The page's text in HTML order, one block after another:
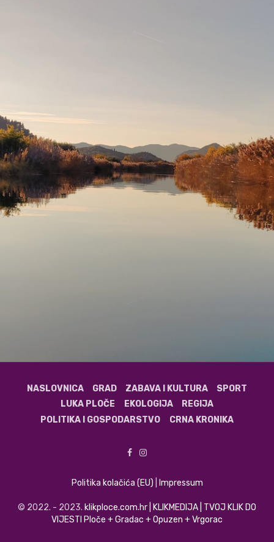
NASLOVNICA GRAD ZABAVA I KULTURA
SPORT
LUKA PLOČE
EKOLOGIJA
REGIJA
POLITIKA I GOSPODARSTVO
CRNA KRONIKA
Politika kolačića (EU) Impressum
© 2022. - 2023. klikploce.com.hr | KLIKMEDIJA | TVOJ KLIK DO
VIJESTI Ploče + Gradac + Opuzen + Vrgorac